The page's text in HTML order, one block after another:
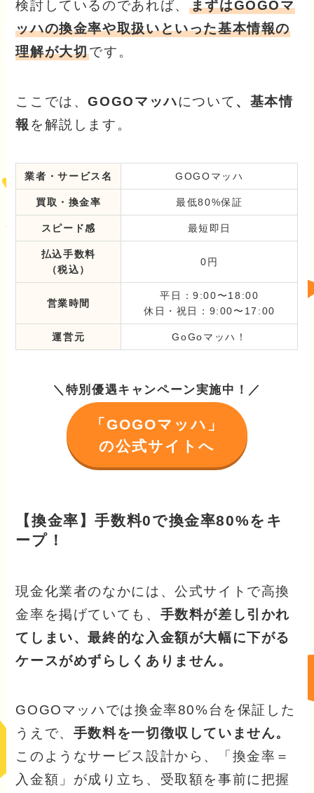
検討しているのであれば、 まずはGOGOマ
ッハの換金率や取扱いといった基本情報の
理解が大切です。
ここでは、GOGOマッハについて 、基本情
報 を解説します。
業者・サービス名 GOGOマッハ
買取・換金率 最低80%保証
スピード感 最短即日
払込手数料
（税込）
0円
営業時間
平日：9:00〜18:00
休日・祝日：9:00〜17:00
運営元 GoGoマッハ！
＼特別優遇キャンペーン実施中！／
「GOGOマッハ」
の公式サイトへ
【換金率】手数料0で換金率80%をキ
ープ！
現金化業者のなかには、公式サイトで高換
金率を掲げていても、 手数料が差し引かれ
てしまい、最終的な入金額が大幅に下がる
ケースがめずらしくありません。
GOGOマッハでは換金率80%台を保証した
うえで、 手数料を一切徴収していません。
このようなサービス設計から、「換金率＝
入金額」が成り立ち、受取額を事前に把握